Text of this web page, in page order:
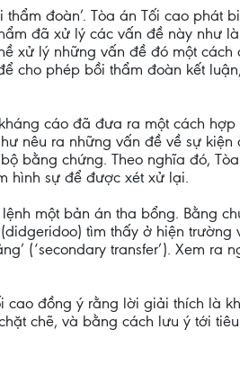
đoàn’. Tòa án Tối cao phát
đã xử lý các vấn đề này như
xử lý những vấn đề đó một cách
cho phép bồi thẩm đoàn kết
cáo đã đưa ra một cách hợp
nêu ra những vấn đề về sự kiện
bằng chứng. Theo nghĩa đó,
hình sự để được xét xử lại.
một bản án tha bổng. Bằng
tìm thấy ở hiện trường
(‘secondary transfer’). Xem ra
đồng ý rằng lời giải thích là
chẽ, và bằng cách lưu ý tới